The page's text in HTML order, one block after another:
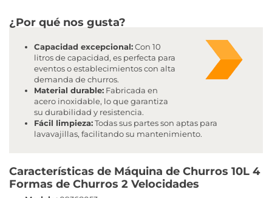
¿Por qué nos gusta?
Capacidad excepcional:Con 10
litros de capacidad, es perfecta para
eventos o establecimientos con alta
demanda de churros.
Material durable: Fabricada en
acero inoxidable, lo que garantiza
su durabilidad y resistencia.
Fácil limpieza:Todas sus partes son aptas para
lavavajillas, facilitando su mantenimiento.
Características de Máquina de Churros 10L 4
Formas de Churros 2 Velocidades